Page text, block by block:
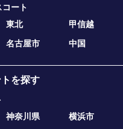
ート
東北 甲信越
名古屋市 中国
を探す
神奈川県 横浜市